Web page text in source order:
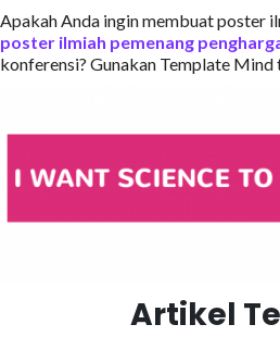
Apakah Anda ingin membuat poster
poster ilmiah pemenang
konferensi? Gunakan Template Mind
Artikel